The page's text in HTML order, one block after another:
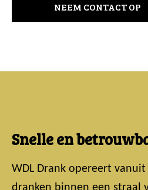
NEEM CONTACT OP
Snelle en
WDL Drank opereert